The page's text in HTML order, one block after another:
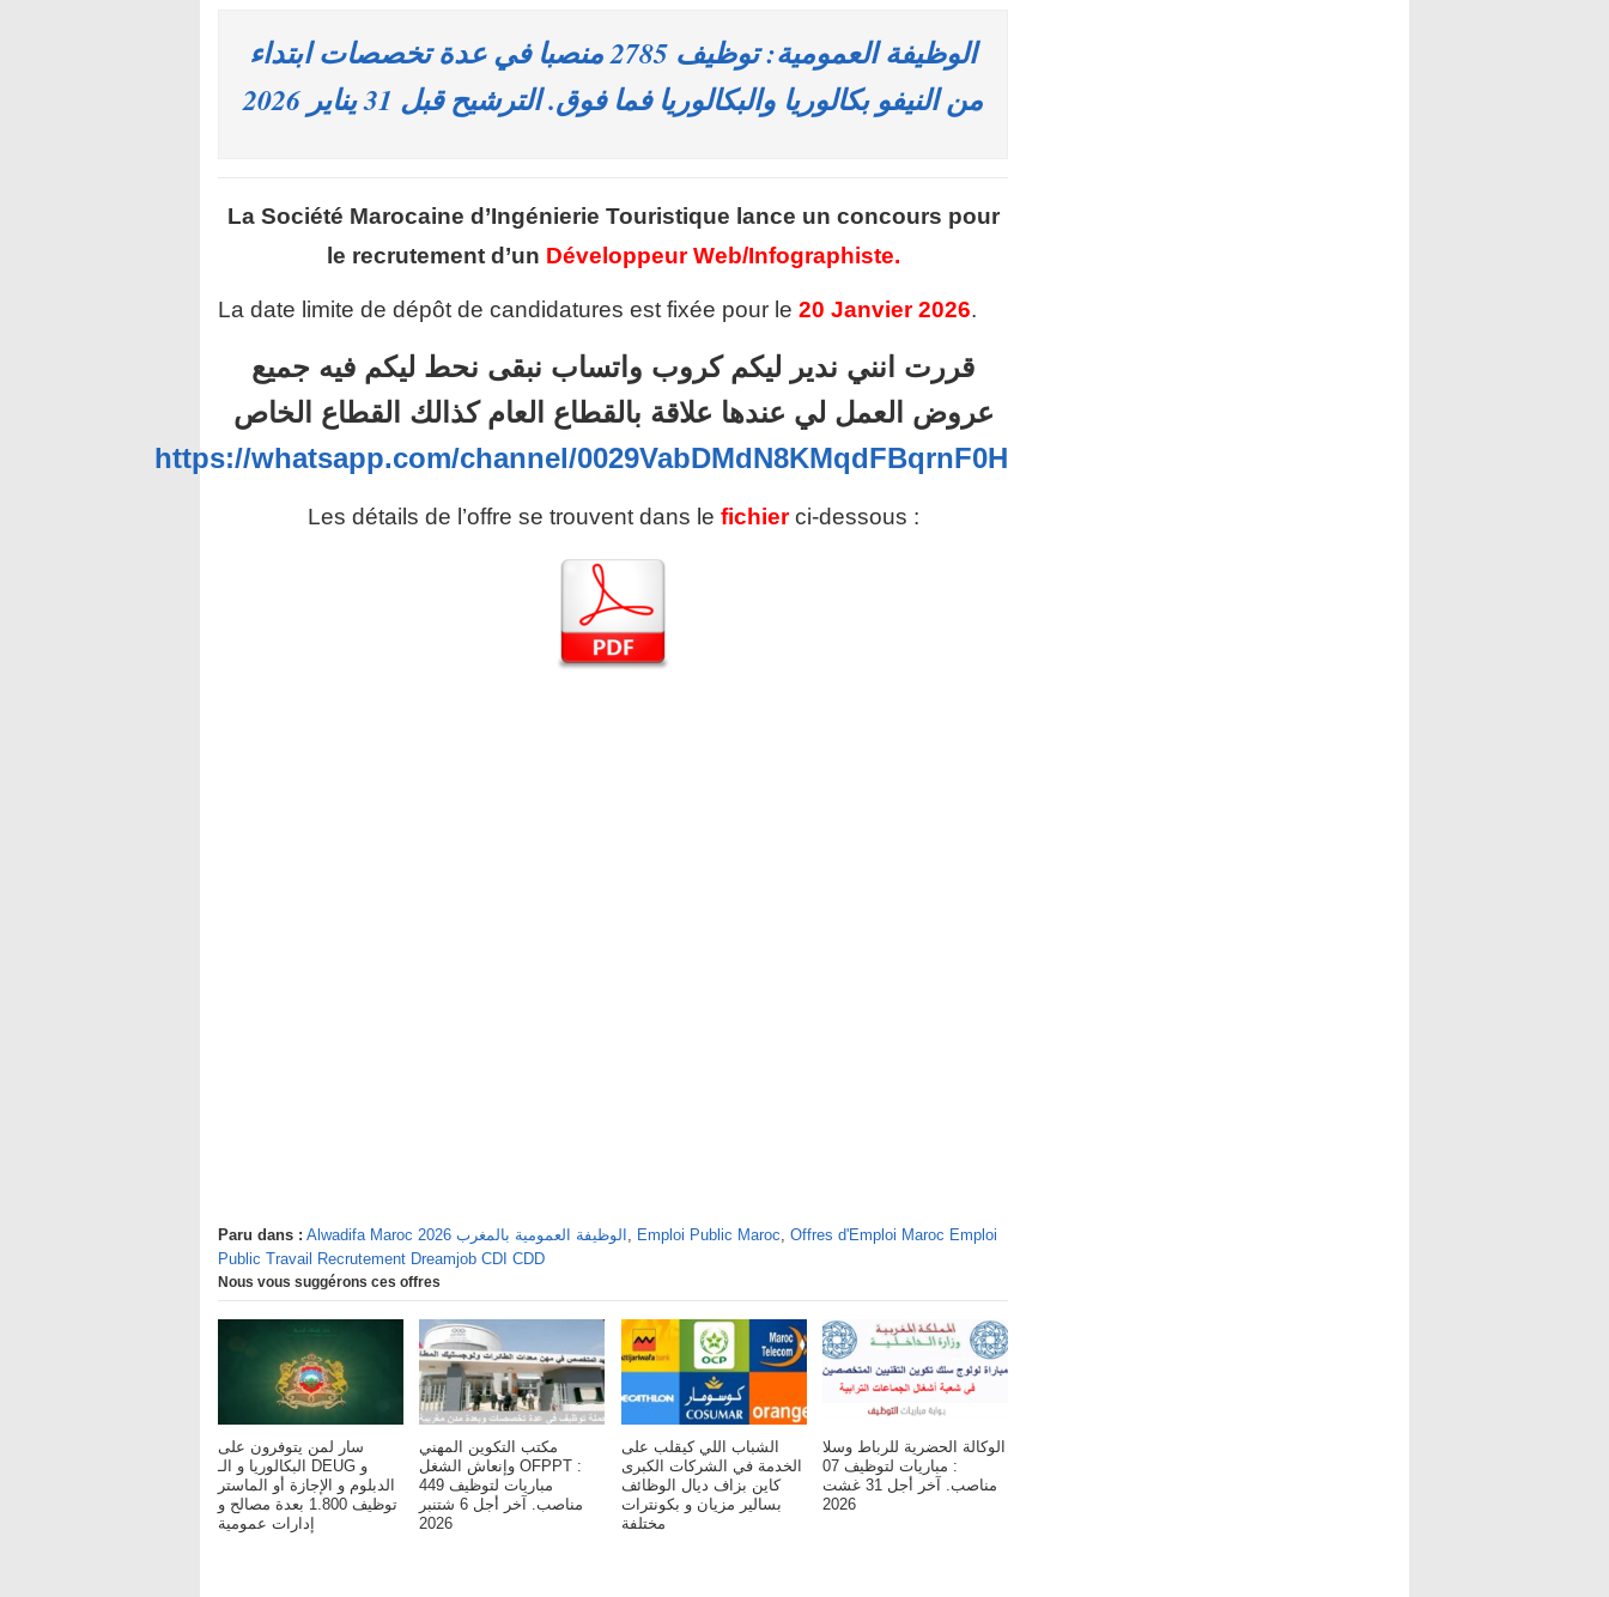
الوظيفة العمومية: توظيف 2785 منصبا في عدة تخصصات ابتداء
من النيفو بكالوريا والبكالوريا فما فوق. الترشيح قبل 31 يناير 2026
La Société Marocaine d’Ingénierie Touristique lance un concours pour
le recrutement d’un Développeur Web/Infographiste.
La date limite de dépôt de candidatures est fixée pour le 20 Janvier 2026.
قررت انني ندير ليكم كروب واتساب نبقى نحط ليكم فيه جميع
عروض العمل لي عندها علاقة بالقطاع العام كذالك القطاع الخاص
https://whatsapp.com/channel/0029VabDMdN8KMqdFBqrnF0H
Les détails de l’offre se trouvent dans le fichier ci-dessous :
Paru dans : Alwadifa Maroc 2026 الوظيفة العمومية بالمغرب , Emploi Public Maroc, Offres d'Emploi Maroc Emploi
Public Travail Recrutement Dreamjob CDI CDD
Nous vous suggérons ces offres
سار لمن يتوفرون على
البكالوريا و الـ DEUG و
الدبلوم و الإجازة أو الماستر
توظيف 1.800 بعدة مصالح و
إدارات عمومية
مكتب التكوين المهني
وإنعاش الشغل OFPPT :
مباريات لتوظيف 449
مناصب. آخر أجل 6 شتنبر
2026
الشباب اللي كيقلب على
الخدمة في الشركات الكبرى
كاين بزاف ديال الوظائف
بسالير مزيان و بكونترات
مختلفة
الوكالة الحضرية للرباط وسلا
: مباريات لتوظيف 07
مناصب. آخر أجل 31 غشت
2026